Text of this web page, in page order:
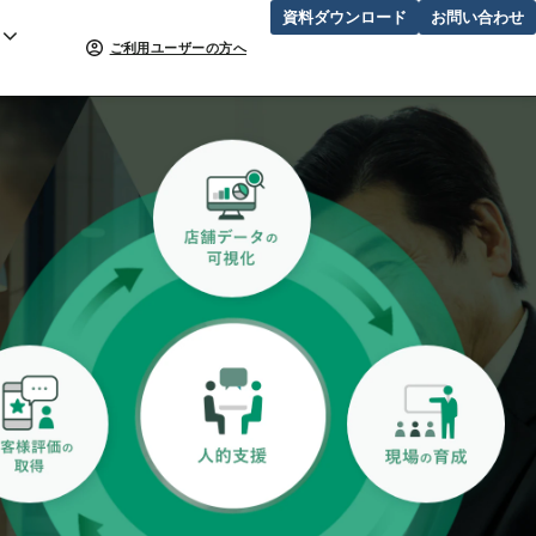
ご利用ユーザーの方へ
資料ダウンロード お問い合わせ